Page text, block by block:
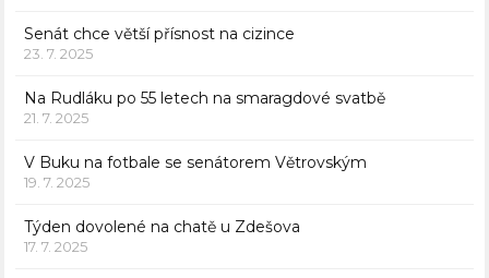
Senát chce větší přísnost na cizince
23. 7. 2025
Na Rudláku po 55 letech na smaragdové svatbě
21. 7. 2025
V Buku na fotbale se senátorem Větrovským
19. 7. 2025
Týden dovolené na chatě u Zdešova
17. 7. 2025